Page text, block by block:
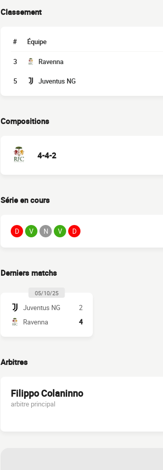
Classement
# Équipe
3 Ravenna
5 Juventus NG
Compositions
4-4-2
Série en cours
D V N V D
Derniers matchs
05/10/25
Juventus NG
2
Ravenna
4
Arbitres
Filippo Colaninno
arbitre principal